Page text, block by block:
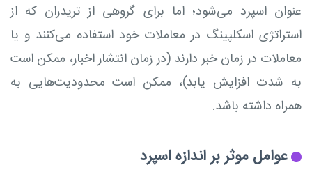
عنوان اسپرد می‌شود؛ اما برای گروهی از تریدران که از
استراتژی اسکلپینگ در معاملات خود استفاده می‌کنند و یا
معاملات در زمان خبر دارند (در زمان انتشار اخبار، ممکن است
به شدت افزایش یابد)، ممکن است محدودیت‌هایی به
همراه داشته باشد.
عوامل موثر بر اندازه اسپرد